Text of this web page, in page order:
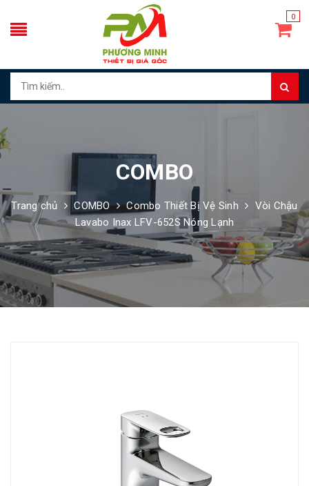
0
COMBO
Trang chủ COMBO Combo Thiết Bị Vệ Sinh
Vòi Chậu
Lavabo Inax LFV-652S Nóng Lạnh